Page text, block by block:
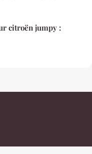
citroën jumpy :